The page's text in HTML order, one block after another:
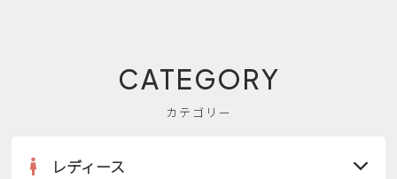
CATEGORY
カテゴリー
レディース